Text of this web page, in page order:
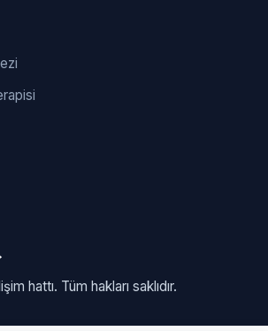
hattı. Tüm hakları saklıdır.